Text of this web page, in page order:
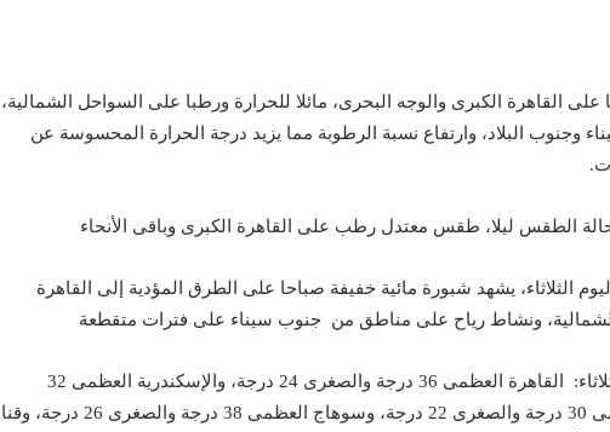
على القاهرة الكبرى والوجه البحرى، مائلا للحرارة ورطبا على السواحل الشمالية،
البلاد، وارتفاع نسبة الرطوبة مما يزيد درجة الحرارة المحسوسة عن
حالة الطقس ليلا، طقس معتدل رطب على القاهرة الكبرى وباقى الأنحاء
الثلاثاء، يشهد شبورة مائية خفيفة صباحا على الطرق المؤدية إلى القاهرة
الشمالية، ونشاط رياح على مناطق من جنوب سيناء على فترات متقطعة
وبالنسبة لدرجات الحرارة، اليوم الثلاثاء: القاهرة العظمى 36 درجة والصغرى 24 درجة، والإسكندرية العظمى 32
والصغرى 23 درجة، ومطروح العظمى 30 درجة والصغرى 22 درجة، وسوهاج العظمى 38 درجة والصغرى 26 درجة، وقنا